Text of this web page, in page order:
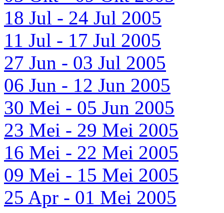
18 Jul - 24 Jul 2005
11 Jul - 17 Jul 2005
27 Jun - 03 Jul 2005
06 Jun - 12 Jun 2005
30 Mei - 05 Jun 2005
23 Mei - 29 Mei 2005
16 Mei - 22 Mei 2005
09 Mei - 15 Mei 2005
25 Apr - 01 Mei 2005